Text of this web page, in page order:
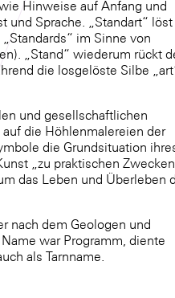
Hinweise auf Anfang und
und Sprache. „Standart“ löst
im Sinne von
„Stand“ wiederum rückt
die losgelöste Silbe
und gesellschaftlichen
die Höhlenmalereien der
die Grundsituation
„zu praktischen
das Leben und Überleben
nach dem Geologen und
war Programm, diente
als Tarnname.